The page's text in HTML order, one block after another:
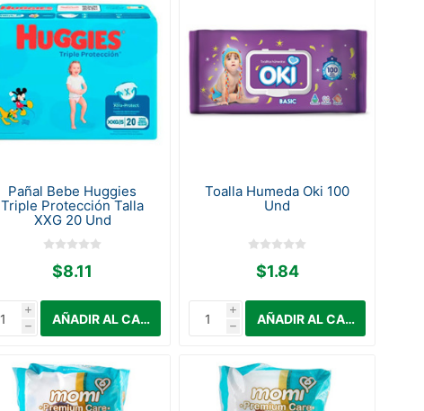
Pañal Bebe Huggies
Triple Protección Talla
XXG 20 Und
$8.11
i
h
Toalla Humeda Oki 100
Und
$1.84
i
h